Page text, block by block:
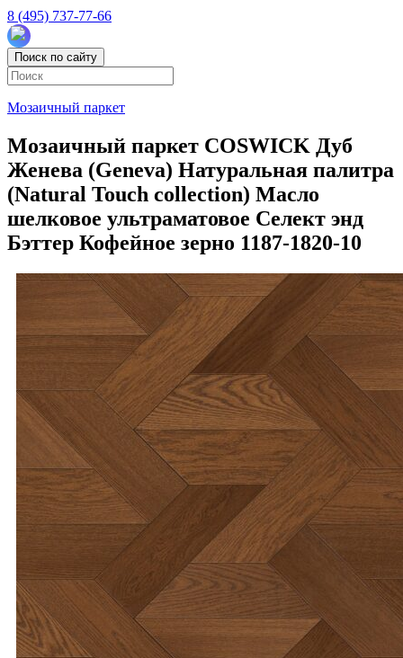
8 (495) 737-77-66
Поиск по сайту
Мозаичный паркет
Мозаичный паркет COSWICK Дуб
Женева (Geneva) Натуральная палитра
(Natural Touch collection) Масло
шелковое ультраматовое Селект энд
Бэттер Кофейное зерно 1187-1820-10